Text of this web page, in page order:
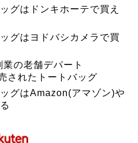
グはドンキホーテで買え
グはヨドバシカメラで買
の老舗デパート
されたトートバッグ
グはAmazon(アマゾン)や